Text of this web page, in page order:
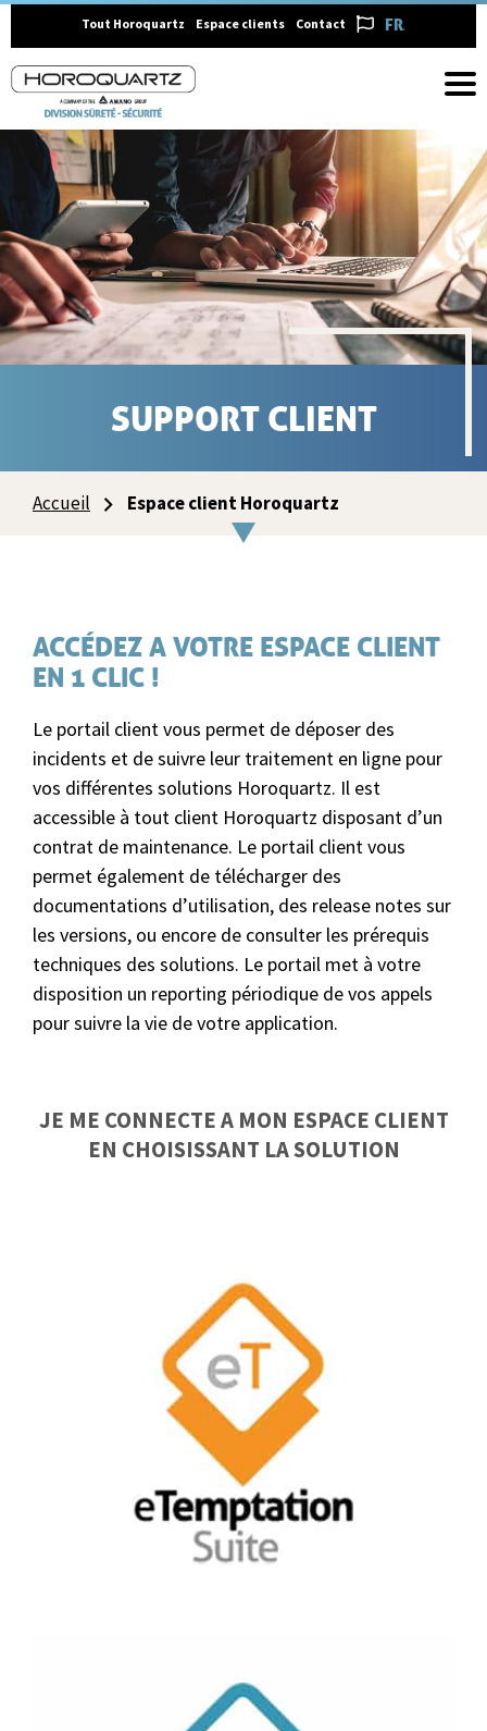
Tout Horoquartz Espace clients Contact FRANÇAIS
SUPPORT CLIENT
Accueil Espace client Horoquartz
ACCÉDEZ A VOTRE ESPACE CLIENT
EN 1 CLIC !
Le portail client vous permet de déposer des
incidents et de suivre leur traitement en ligne pour
vos différentes solutions Horoquartz. Il est
accessible à tout client Horoquartz disposant d’un
contrat de maintenance. Le portail client vous
permet également de télécharger des
documentations d’utilisation, des release notes sur
les versions, ou encore de consulter les prérequis
techniques des solutions. Le portail met à votre
disposition un reporting périodique de vos appels
pour suivre la vie de votre application.
JE ME CONNECTE A MON ESPACE CLIENT
EN CHOISISSANT LA SOLUTION